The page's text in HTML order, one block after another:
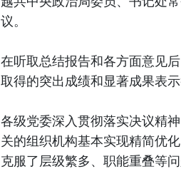
议。
在听取总结报告和各方面意见
取得的突出成绩和显著成果表示
各级党委深入贯彻落实决议精
关的组织机构基本实现精简优
克服了层级繁多、职能重叠等